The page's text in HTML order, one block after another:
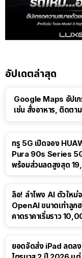
อัปเดตล่าสุด
Google Maps อัปเ
เช่น สั่งอาหาร, ติดตา
ทรู 5G เปิดจอง
Pura 90s Series
พร้อมส่วนลดสูงสุด
ลือ! ลำโพง AI ตัวใหม่
OpenAI ขนาดเท่าลูก
คาดราคาเริ่มราว
ยอดจัดส่ง iPad ลดลง